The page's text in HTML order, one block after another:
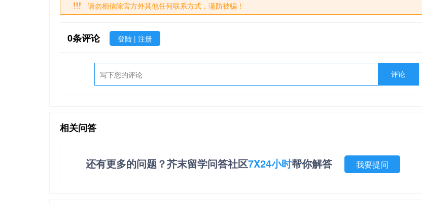
请勿相信除官方外其他任何联系方式，谨防被骗！
0条评论 登陆 | 注册
评论
相关问答
还有更多的问题？芥末留学问答社区7X24小时帮你解答 我要提问